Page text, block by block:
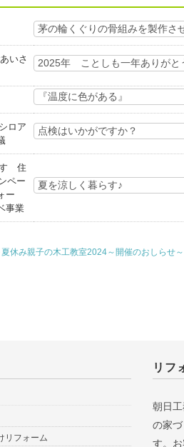
茅の輪くぐりの骨組みを製作さ
2025年 ことしも一年ありがと
『温度に色がある』
点検はいかがですか？
夏を涼しく暮らす♪
休み親子の木工教室2024～開催のおしらせ～
リフォーム
リフ
朝日
の家
す。